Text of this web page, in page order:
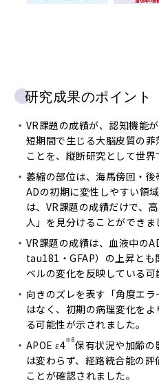
研究成果のポイント
VR課題の成績が、認知機能
短期間で生じる大脳皮質の
ことを、縦断研究として世界
萎縮の部位は、海馬傍回・後
ADの初期に変性しやすい領
は、VR課題の成績だけで、
人」を見分けることができま
VR課題の成績は、血液中の
tau181・GFAP）の上昇と
ベルの変化を反映している可
向きのズレを表す「角度エ
はなく、初期の病理変化を
る可能性が示されました。
APOE ε4※8保有状況や加齢の
は変わらず、経路統合能の
ことが確認されました。